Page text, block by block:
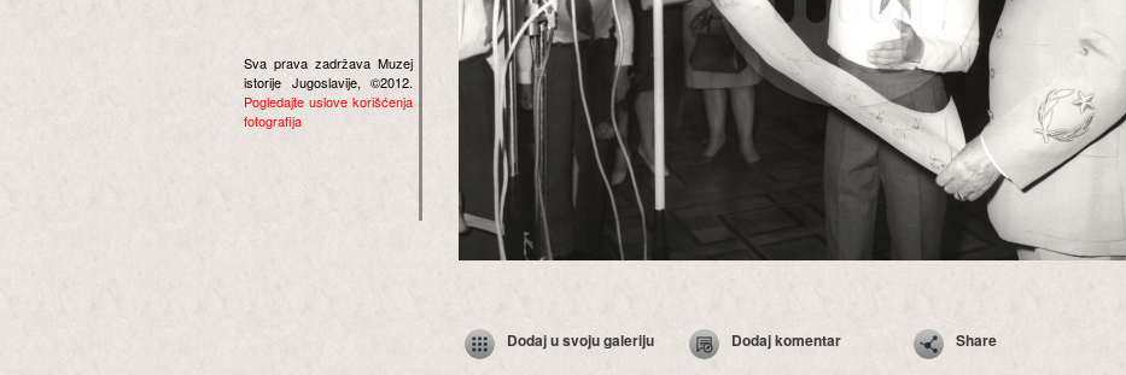
Sva prava zadržava Muzej
istorije Jugoslavije, ©2012.
Pogledajte uslove korišćenja
fotografija
Dodaj u svoju galeriju Dodaj komentar Share